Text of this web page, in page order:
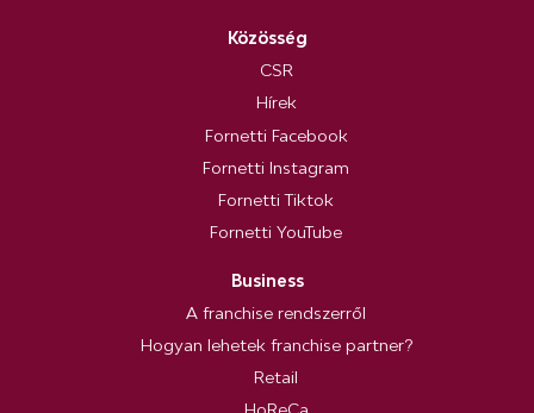
Közösség
CSR
Hírek
Fornetti Facebook
Fornetti Instagram
Fornetti Tiktok
Fornetti YouTube
Business
A franchise rendszerről
Hogyan lehetek franchise partner?
Retail